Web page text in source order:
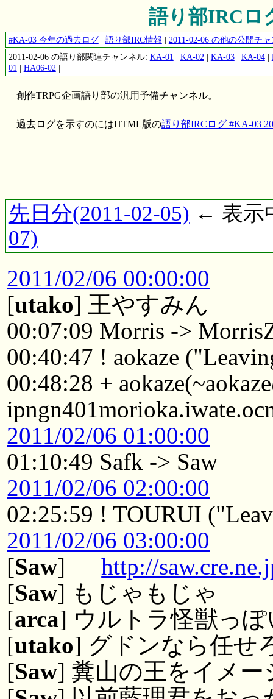
語り部IRCロ
#KA-03 今年の過去ログ| 語り部IRC情報 | 2011-02-06 の他の公開チ
2011-02-06 の語り部関連チャンネル: KA-01 | KA-02 | KA-03| KA-04|
01 | HA06-02 |
創作TRPG企画語り部の汎用予備チャンネル。
過去ログを示すのにはHTML版の語り部IRCログ #KA-03
先日分(2011-02-05) ← 表示
07)
2011/02/06 00:00:00
[utako] 王やすみん
00:07:09 Morris ->
00:40:47 ! aokaze
00:48:28 +
2011/02/06 01:00:00
01:10:49 Safk -> Saw
2011/02/06 02:00:00
02:25:59 ! TOURUI
2011/02/06 03:00:00
[Saw]http://
[Saw] もじゃもじゃ
[arca] ウルトラ怪獣っ
[utako] グドンなら任せ
[Saw] 糞山の王をイメー